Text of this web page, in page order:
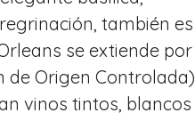
también es
se extiende por
de Origen Controlada)
vinos tintos, blancos